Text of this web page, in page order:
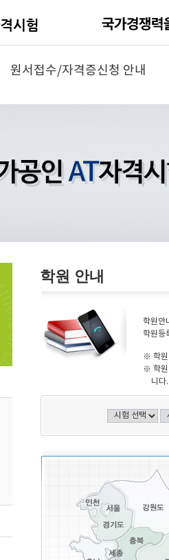
원서접수/자격증신청 안내
학원 안내
학원안
학원등
※ 학원
※ 학원
니다.